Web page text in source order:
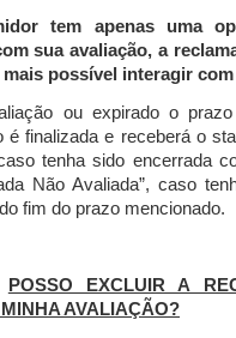
tem apenas uma
sua avaliação, a
mais possível interagir com
ou expirado o
é finalizada e receberá o
tenha sido encerrada
Não Avaliada”, caso
fim do prazo mencionado.
POSSO EXCLUIR A
AVALIAÇÃO?